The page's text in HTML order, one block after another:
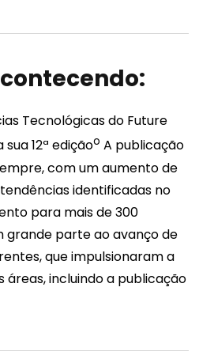
Tecnológicas do Future
12ª ediçãoo A publicação
com um aumento de
identificadas no
para mais de 300
grande parte ao avanço de
que impulsionaram a
áreas, incluindo a publicação